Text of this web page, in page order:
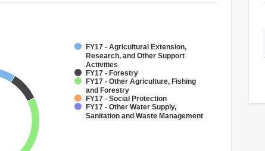
FY17 - Agricultural Extension,
Research, and Other Support
Activities
FY17 - Forestry
FY17 - Other Agriculture, Fishing
and Forestry
FY17 - Social Protection
FY17 - Other Water Supply,
Sanitation and Waste Management